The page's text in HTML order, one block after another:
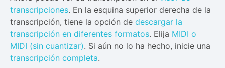
transcripciones. En la esquina superior derecha de la
transcripción, tiene la opción de descargar la
transcripción en diferentes formatos. Elija MIDI o
MIDI (sin cuantizar). Si aún no lo ha hecho, inicie una
transcripción completa.